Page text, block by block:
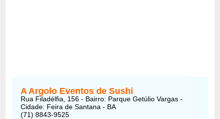
A Argolo Eventos de Sushi
Rua Filadélfia, 156 - Bairro: Parque Getúlio Vargas -
Cidade: Feira de Santana - BA
(71) 8843-9525